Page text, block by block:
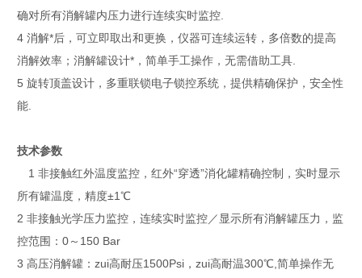
确对所有消解罐内压力进行连续实时监控.
4 消解*后，可立即取出和更换，仪器可连续运转，多倍数的提高
消解效率；消解罐设计*，简单手工操作，无需借助工具.
5 旋转顶盖设计，多重联锁电子锁控系统，提供精确保护，安全性
能.
技术参数
1 非接触红外温度监控，红外“穿透”消化罐精确控制，实时显示
所有罐温度，精度±1℃
2 非接触光学压力监控，连续实时监控／显示所有消解罐压力，监
控范围：0～150 Bar
3 高压消解罐：zui高耐压1500Psi，zui高耐温300℃,简单操作无